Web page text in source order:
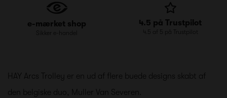
e-mærket shop
Sikker e-handel
4.5 på Trustpilot
4.5 af 5 på Trustpilot
HAY Arcs Trolley er en ud af flere buede designs skabt af
den belgiske duo, Muller Van Severen.